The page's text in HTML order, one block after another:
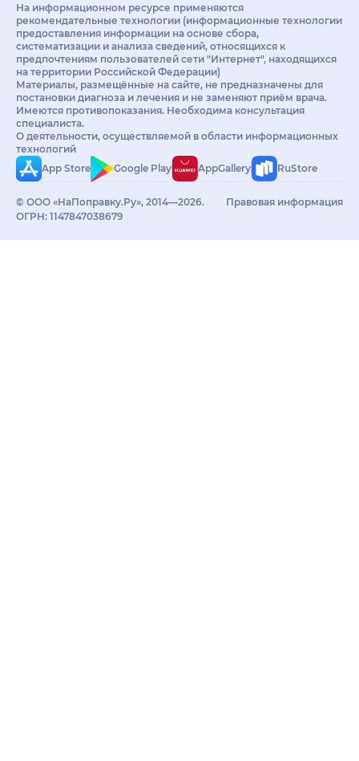
На информационном ресурсе применяются
рекомендательные технологии (информационные технологии
предоставления информации на основе сбора,
систематизации и анализа сведений, относящихся к
предпочтениям пользователей сети "Интернет", находящихся
на территории Российской Федерации)
Материалы, размещённые на сайте, не предназначены для
постановки диагноза и лечения и не заменяют приём врача.
Имеются противопоказания. Необходима консультация
специалиста.
О деятельности, осуществляемой в области информационных
технологий
App Store
Google Play AppGallery RuStore
© ООО «НаПоправку.Ру», 2014—2026.
ОГРН: 1147847038679
Правовая информация